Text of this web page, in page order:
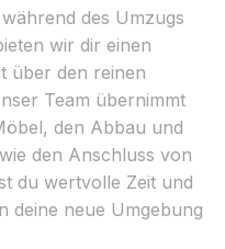
des Umzugs
wir dir einen
über den reinen
Team übernimmt
den Abbau und
den Anschluss von
du wertvolle Zeit und
deine neue Umgebung